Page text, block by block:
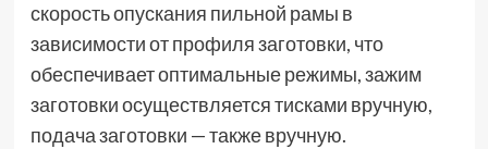
скорость опускания пильной рамы в
зависимости от профиля заготовки, что
обеспечивает оптимальные режимы, зажим
заготовки осуществляется тисками вручную,
подача заготовки — также вручную.